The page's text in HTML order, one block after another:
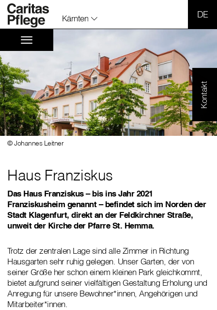
Kärnten
Kontakt
© Johannes Leitner
Haus Franziskus
Das Haus Franziskus – bis ins Jahr 2021
Franziskusheim genannt – befindet sich im Norden der
Stadt Klagenfurt, direkt an der Feldkirchner Straße,
unweit der Kirche der Pfarre St. Hemma.
Trotz der zentralen Lage sind alle Zimmer in Richtung
Hausgarten sehr ruhig gelegen. Unser Garten, der von
seiner Größe her schon einem kleinen Park gleichkommt,
bietet aufgrund seiner vielfältigen Gestaltung Erholung und
Anregung für unsere Bewohner*innen, Angehörigen und
Mitarbeiter*innen.